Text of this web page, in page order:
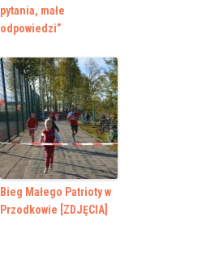
pytania, małe
odpowiedzi”
Bieg Małego Patrioty w
Przodkowie [ZDJĘCIA]